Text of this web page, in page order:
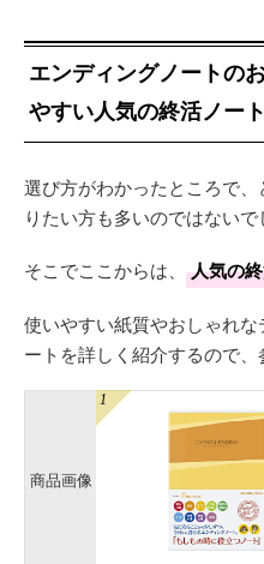
エンディングノートの
やすい人気の終活ノー
選び方がわかったところで
りたい方も多いのではないで
そこでここからは、 人気の
使いやすい紙質やおしゃれ
ートを詳しく紹介するので、
商品画像